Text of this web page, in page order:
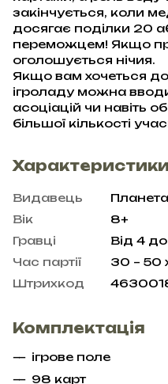
закінчується, коли
досягає поділки 20
переможцем! Якщо
оголошується нічия.
Якщо вам хочеться
ігроладу можна
асоціацій чи навіть
більшої кількості
Характеристики
Видавець
Планета
Вік
8+
Гравці
Від 4
Час партії
30 – 50
Штрихкод
Комплектація
ігрове поле
98 карт